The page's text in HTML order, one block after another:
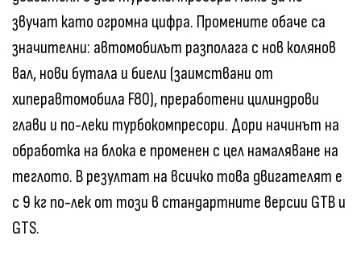
звучат като огромна цифра. Промените обаче са
значителни: автомобилът разполага с нов колянов
вал, нови бутала и биели (заимствани от
хиперавтомобила F80), преработени цилиндрови
глави и по-леки турбокомпресори. Дори начинът на
обработка на блока е променен с цел намаляване на
теглото. В резултат на всичко това двигателят е
с 9 кг по-лек от този в стандартните версии GTB и
GTS.